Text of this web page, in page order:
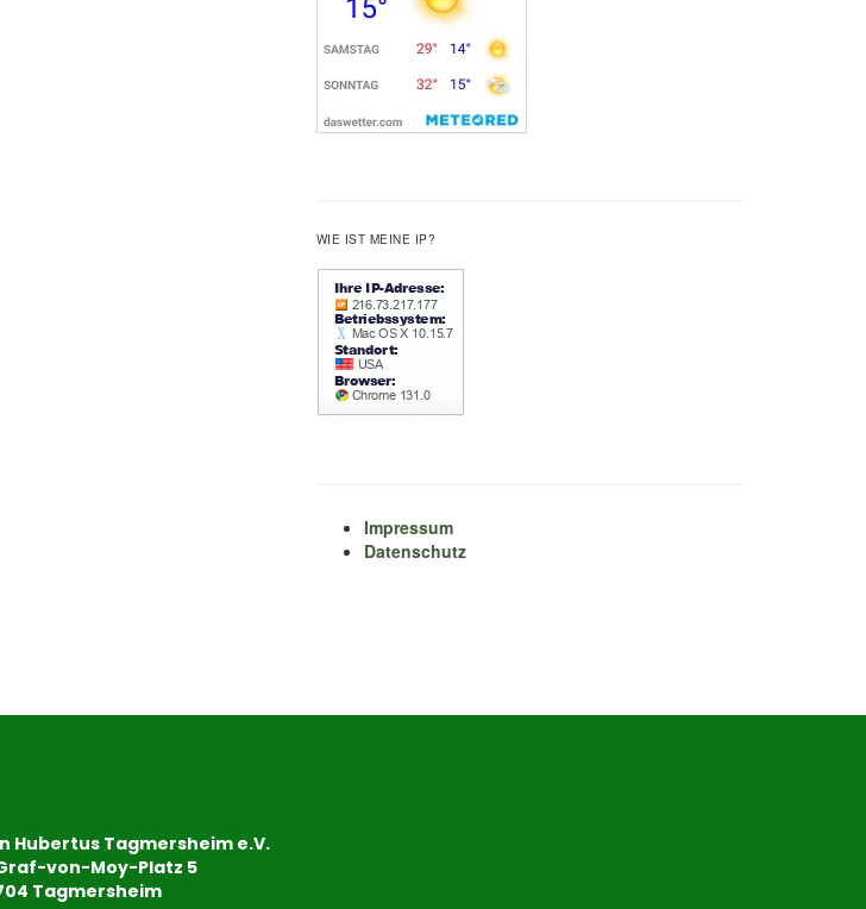
WIE IST MEINE IP?
Impressum
Datenschutz
Hubertus Tagmersheim e.V.
von-Moy-Platz 5
Tagmersheim